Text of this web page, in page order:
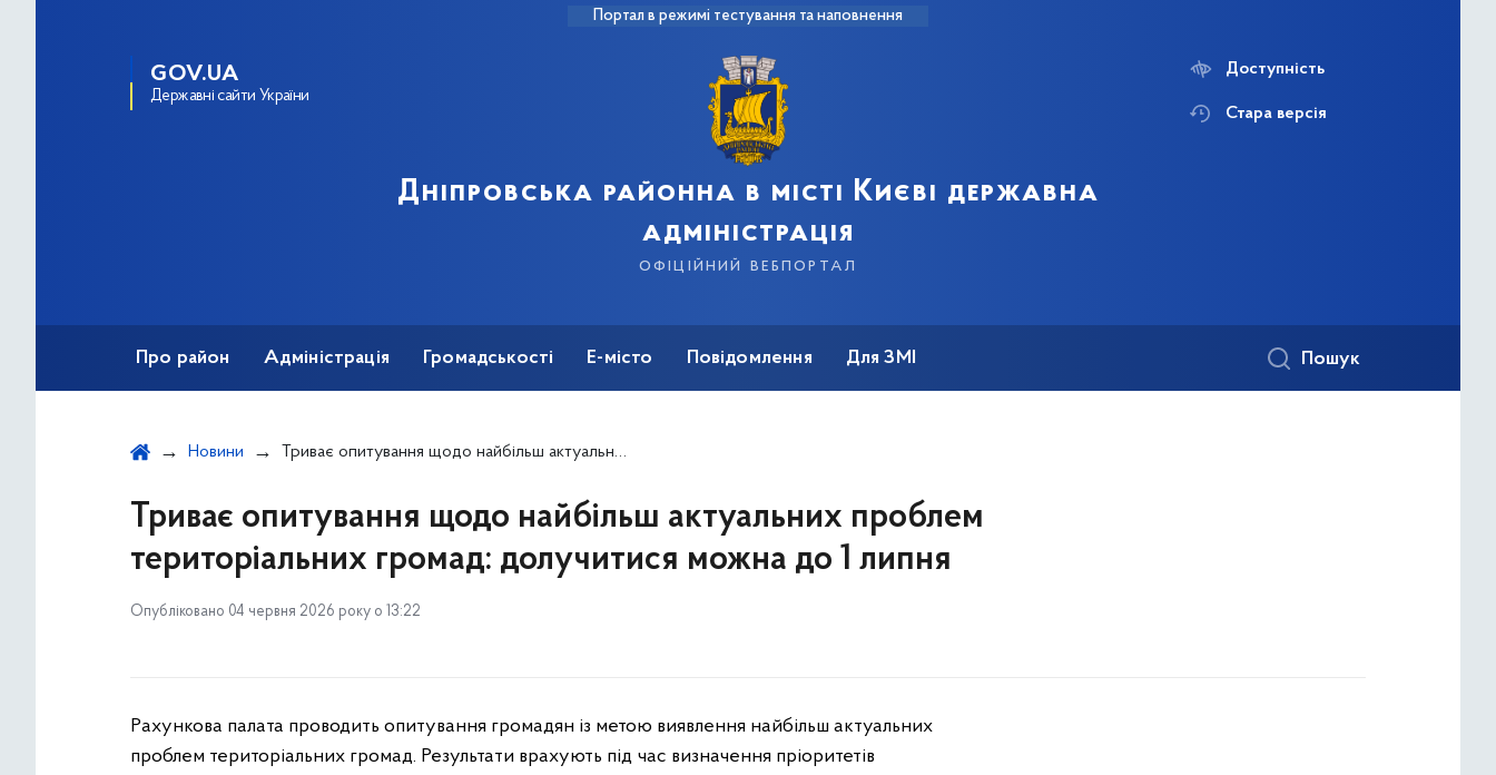
Портал в режимі тестування та наповнення
GOV.UA
Державні сайти України
Дніпровська районна в місті Києві державна
адміністрація
офіційний вебпортал
Доступність
Стара версія
Про район Адміністрація Громадськості Е-місто Повідомлення Для ЗМІ Пошук
Новини Триває опитування щодо найбільш актуальних проблем територіальних громад: долучитися можна до 1 липня
Триває опитування щодо найбільш актуальних проблем
територіальних громад: долучитися можна до 1 липня
Опубліковано 04 червня 2026 року о 13:22
Рахункова палата проводить опитування громадян із метою виявлення найбільш актуальних
проблем територіальних громад. Результати врахують під час визначення пріоритетів